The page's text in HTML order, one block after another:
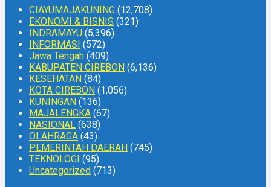
CIAYUMAJAKUNING (12,708)
EKONOMI & BISNIS (321)
INDRAMAYU (5,396)
INFORMASI (572)
Jawa Tengah (409)
KABUPATEN CIREBON (6,136)
KESEHATAN (84)
KOTA CIREBON (1,056)
KUNINGAN (136)
MAJALENGKA (67)
NASIONAL (638)
OLAHRAGA (43)
PEMERINTAH DAERAH (745)
TEKNOLOGI (95)
Uncategorized (713)